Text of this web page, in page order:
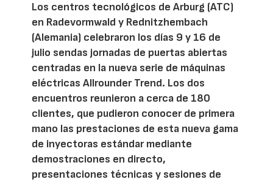
Los centros tecnológicos de Arburg (ATC)
en Radevormwald y Rednitzhembach
(Alemania) celebraron los días 9 y 16 de
julio sendas jornadas de puertas abiertas
centradas en la nueva serie de máquinas
eléctricas Allrounder Trend. Los dos
encuentros reunieron a cerca de 180
clientes, que pudieron conocer de primera
mano las prestaciones de esta nueva gama
de inyectoras estándar mediante
demostraciones en directo,
presentaciones técnicas y sesiones de